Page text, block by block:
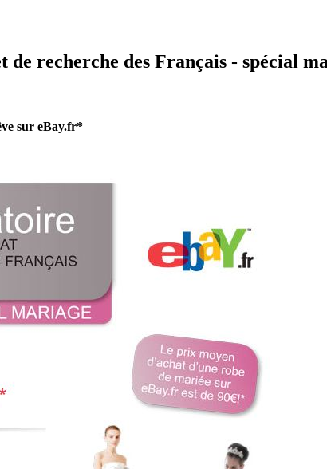
de recherche des Français - spécial
sur eBay.fr*